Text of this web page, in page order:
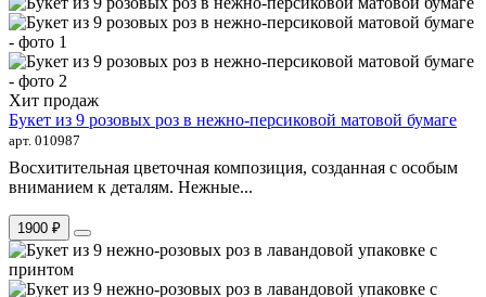
Хит продаж
Букет из 9 розовых роз в нежно-персиковой матовой бумаге
арт. 010987
Восхитительная цветочная композиция, созданная с особым
вниманием к деталям. Нежные...
1900 ₽